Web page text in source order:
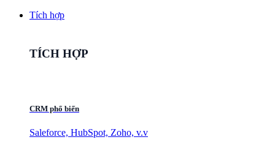
Tích hợp
TÍCH HỢP
CRM phổ biến
Saleforce, HubSpot, Zoho, v.v